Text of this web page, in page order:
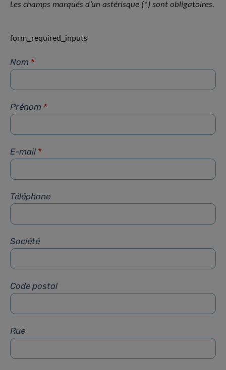
Les champs marqués d’un astérisque (*) sont obligatoires.
form_required_inputs
Nom *
Prénom *
E-mail *
Téléphone
Société
Code postal
Rue